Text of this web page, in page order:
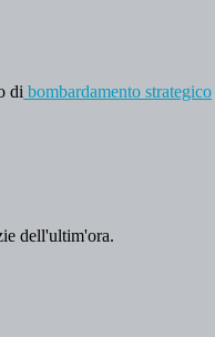
di bombardamento strategico
dell'ultim'ora.